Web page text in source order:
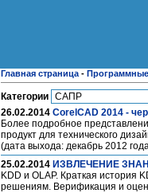
Главная страница -
Категории
26.02.2014 CorelCAD 2014 -
Более подробное
продукт для технического
(дата выхода: декабрь 2012
25.02.2014 ИЗВЛЕЧЕНИЕ
KDD и OLAP. Краткая история
решениям. Верификация и